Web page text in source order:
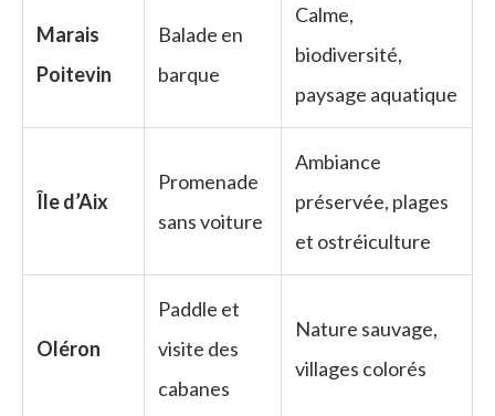
Marais
Poitevin
Balade en
barque
Calme,
biodiversité,
paysage aquatique
Île d’Aix
Promenade
sans voiture
Ambiance
préservée, plages
et ostréiculture
Oléron
Paddle et
visite des
cabanes
Nature sauvage,
villages colorés